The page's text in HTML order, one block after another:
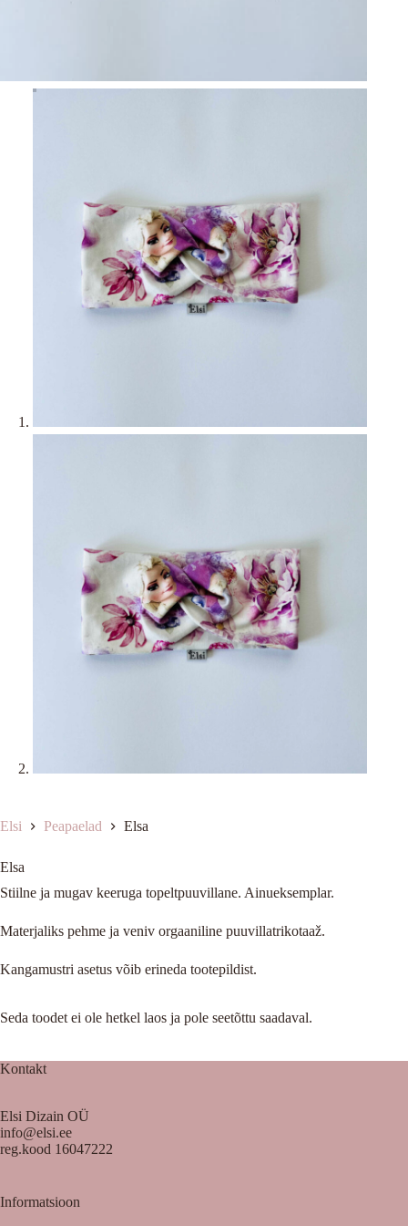
Elsi Peapaelad Elsa
Elsa
Stiilne ja mugav keeruga topeltpuuvillane. Ainueksemplar.
Materjaliks pehme ja veniv orgaaniline puuvillatrikotaaž.
Kangamustri asetus võib erineda tootepildist.
Seda toodet ei ole hetkel laos ja pole seetõttu saadaval.
Kontakt
Elsi Dizain OÜ
info@elsi.ee
reg.kood 16047222
Informatsioon